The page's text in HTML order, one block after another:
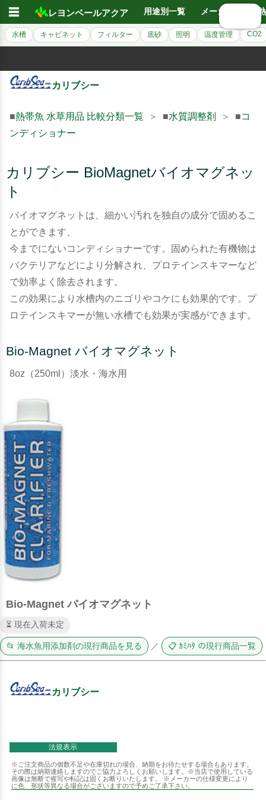
☰ レヨンベールアクア 用途別一覧 メーカー別
水槽 キャビネット フィルター 底砂 照明 温度管理 CO2
カリブシー
■熱帯魚 水草用品 比較分類一覧 ＞ ■水質調整剤 ＞ ■コ
ンディショナー
カリブシー BioMagnetバイオマグネッ
ト
バイオマグネットは、細かい汚れを独自の成分で固めるこ
とができます、
今までにないコンディショナーです。固められた有機物は
バクテリアなどにより分解され、プロテインスキマーなど
で効率よく除去されます。
この効果により水槽内のニゴリやコケにも効果的です。プ
ロテインスキマーが無い水槽でも効果が実感ができます。
Bio-Magnet バイオマグネット
8oz（250ml）淡水・海水用
Bio-Magnet バイオマグネット
⏳ 現在入荷未定
📂 海水魚用添加剤の現行商品を見る ／ 📋 ｶﾐﾊﾀ の現行商品一覧
カリブシー
法規表示
※ご注文商品の個数不足や在庫切れの場合、納期をお待たせする場合もあります。
その際は納期連絡しますのでご協力よろしくお願いします。※当店で使用している
画像は無断で複写や転記は固くお断りいたします。 ※メーカーの仕様変更により
に色、形状等異なる場合がございますので予めご了承下さい。